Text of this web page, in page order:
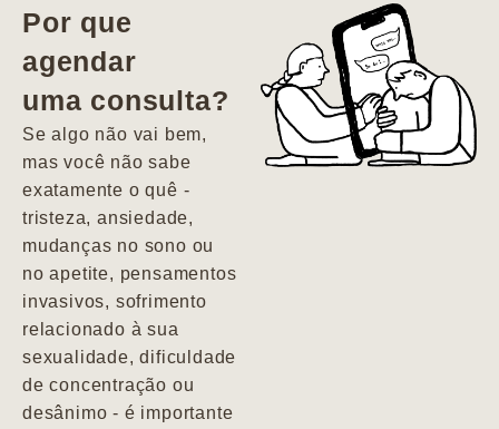
vida. Ela me
encontrou num
estado misto de
depressão e
agitação com
pensamentos
Por que
agendar
uma consulta?
Se algo não vai bem,
mas você não sabe
exatamente o quê -
tristeza, ansiedade,
mudanças no sono ou
no apetite, pensamentos
invasivos, sofrimento
relacionado à sua
sexualidade, dificuldade
de concentração ou
desânimo - é importante